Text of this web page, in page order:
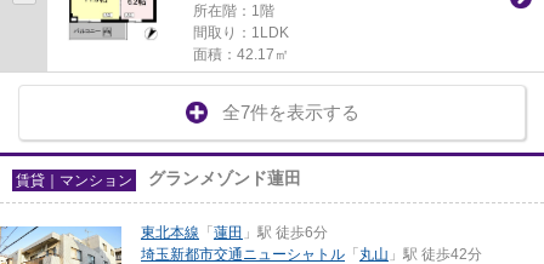
所在階：1階
間取り：1LDK
面積：42.17㎡
全7件を表示する
賃貸｜マンション グランメゾンド蓮田
東北本線 「 蓮田 」駅 徒歩6分
埼玉新都市交通ニューシャトル 「 丸山 」駅 徒歩42分